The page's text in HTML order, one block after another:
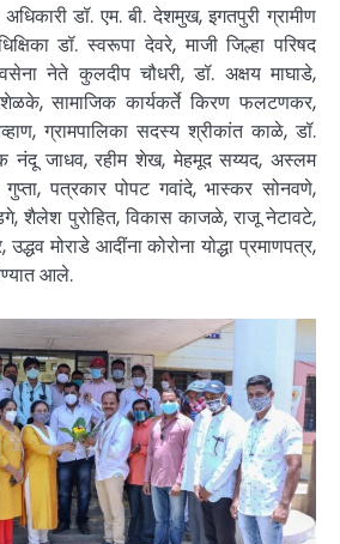
डॉ. एम. बी. देशमुख, इगतपुरी ग्रामीण
डॉ. स्वरूपा देवरे, माजी जिल्हा परिषद
नेते कुलदीप चौधरी, डॉ. अक्षय माघाडे,
शेळके, सामाजिक कार्यकर्ते किरण फलटणकर,
ग्रामपालिका सदस्य श्रीकांत काळे, डॉ.
नंदू जाधव, रहीम शेख, मेहमूद सय्यद, अस्लम
पत्रकार पोपट गवांदे, भास्कर सोनवणे,
शैलेश पुरोहित, विकास काजळे, राजू नेटावटे,
मोराडे आदींना कोरोना योद्धा प्रमाणपत्र,
आले.